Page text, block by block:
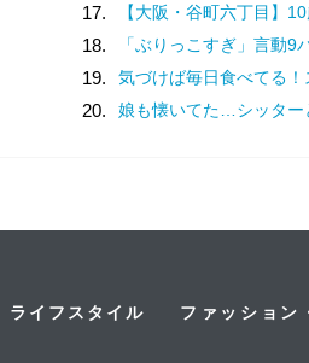
17. 【大阪・谷町六丁目】10歳の自分と交わした約束。名店での猛修業を経てオープンした「ma
18. 「ぶりっこすぎ」言動9
19. 気づけば毎日食べてる！スウェーデン人漫画家が
20. 娘も懐いてた…シッター
ライフスタイル ファッション